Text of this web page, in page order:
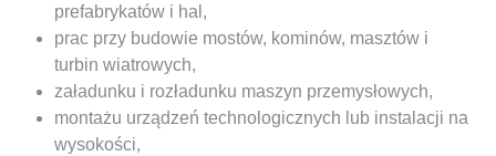
prefabrykatów i hal,
prac przy budowie mostów, kominów, masztów i
turbin wiatrowych,
załadunku i rozładunku maszyn przemysłowych,
montażu urządzeń technologicznych lub instalacji na
wysokości,